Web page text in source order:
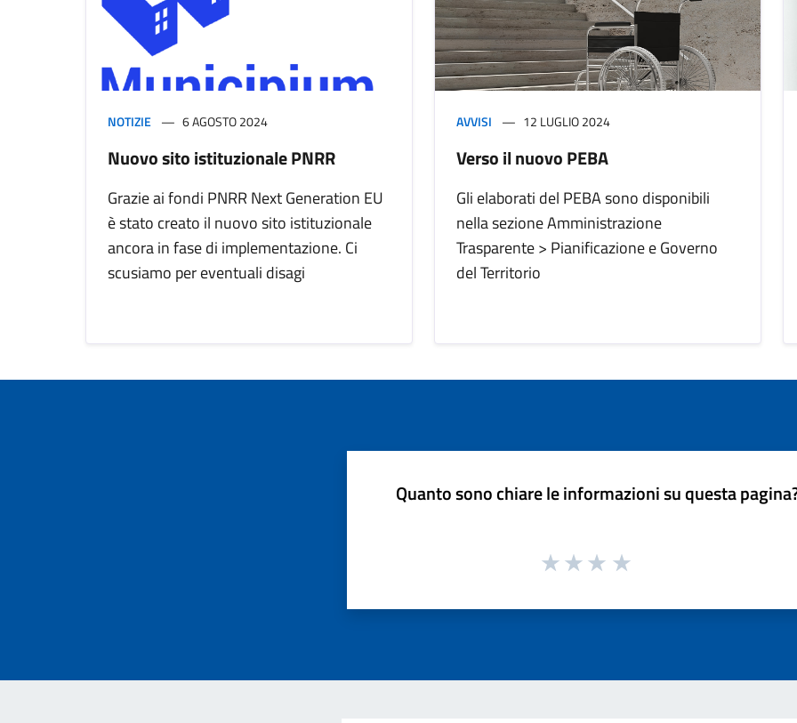
NOTIZIE 6 AGOSTO 2024
Nuovo sito istituzionale PNRR
Grazie ai fondi PNRR Next Generation EU
è stato creato il nuovo sito istituzionale
ancora in fase di implementazione. Ci
scusiamo per eventuali disagi
AVVISI 12 LUGLIO 2024
Verso il nuovo PEBA
Gli elaborati del PEBA sono disponibili
nella sezione Amministrazione
Trasparente > Pianificazione e Governo
del Territorio
Quanto sono chiare le informazioni su questa